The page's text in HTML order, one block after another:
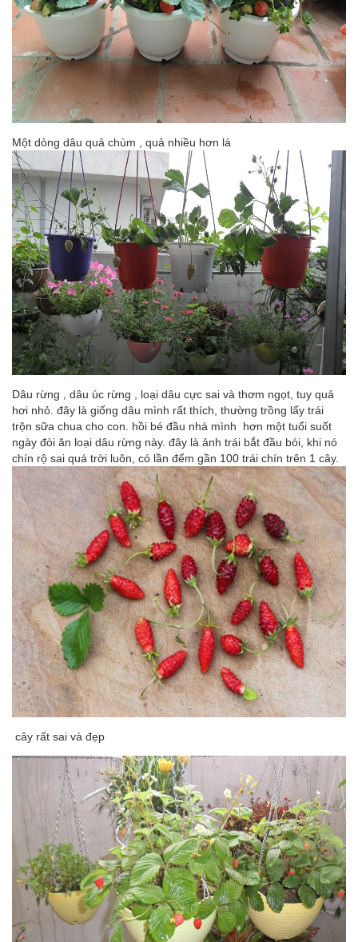
Một dòng dâu quả chùm , quả nhiều hơn lá
Dâu rừng , dâu úc rừng , loại dâu cực sai và thơm ngọt, tuy quả
hơi nhỏ. đây là giống dâu mình rất thích, thường trồng lấy trái
trộn sữa chua cho con. hồi bé đầu nhà mình hơn một tuổi suốt
ngày đòi ăn loại dâu rừng này. đây là ảnh trái bắt đầu bói, khi nó
chín rộ sai quá trời luôn, có lần đếm gần 100 trái chín trên 1 cây.
cây rất sai và đẹp